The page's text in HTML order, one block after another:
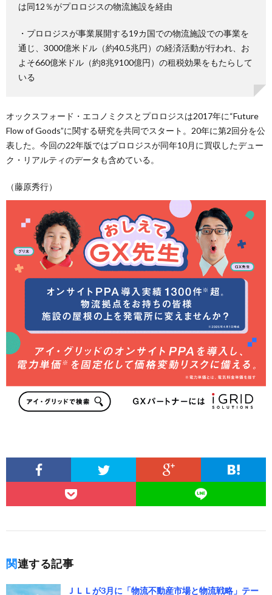
は同12％がプロロジスの物流施設を経由
・プロロジスが事業展開する19カ国での物流施設での事業を
通じ、3000億米ドル（約40.5兆円）の経済活動が行われ、お
よそ660億米ドル（約8兆9100億円）の租税効果をもたらして
いる
オックスフォード・エコノミクスとプロロジスは2017年に“Future
Flow of Goods”に関する研究を共同でスタート。20年に第2回分を公
表した。今回の22年版ではプロロジスが同年10月に買収したデュー
ク・リアルティのデータも含めている。
（藤原秀行）
関連する記事
ＪＬＬが3月に「物流不動産市場と物流戦略」テー